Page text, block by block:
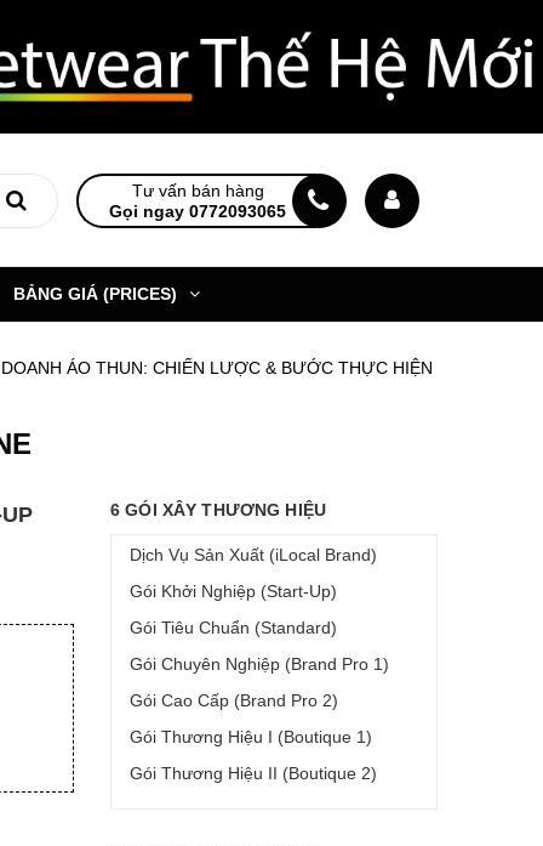
Tư vấn bán hàng
Gọi ngay 0772093065
BẢNG GIÁ (PRICES)
ÁO THUN: CHIẾN LƯỢC & BƯỚC THỰC HIỆN
6 GÓI XÂY THƯƠNG HIỆU
Dịch Vụ Sản Xuất (iLocal Brand)
Gói Khởi Nghiệp (Start-Up)
Gói Tiêu Chuẩn (Standard)
Gói Chuyên Nghiệp (Brand Pro 1)
Gói Cao Cấp (Brand Pro 2)
Gói Thương Hiệu I (Boutique 1)
Gói Thương Hiệu II (Boutique 2)